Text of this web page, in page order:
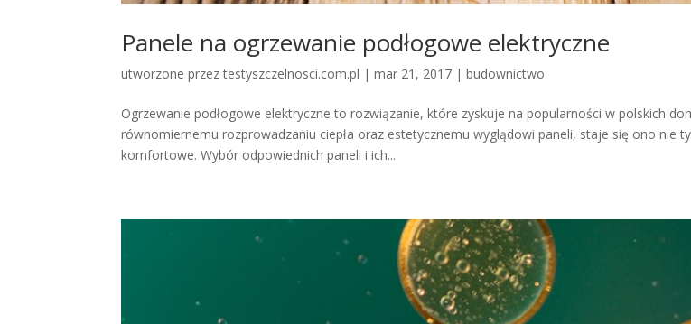
Panele na ogrzewanie podłogowe elektryczne
utworzone przeztestyszczelnosci.com.pl |mar 21, 2017 |budownictwo
Ogrzewanie podłogowe elektryczne to rozwiązanie, które zyskuje na popularności w polskich
równomiernemu rozprowadzaniu ciepła oraz estetycznemu wyglądowi paneli, staje się ono nie
komfortowe. Wybór odpowiednich paneli i ich...